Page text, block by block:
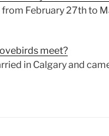
February 27th to
meet?
in Calgary and